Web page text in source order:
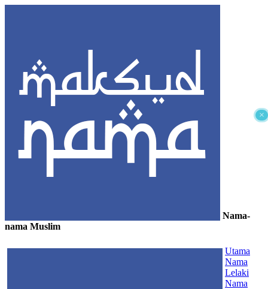
×
Nama-
nama Muslim
Utama
Nama
Lelaki
Nama